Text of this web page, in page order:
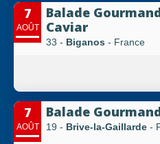
7
AOÛT
Balade
Caviar
33 - Biganos - France
7
AOÛT
Balade
19 - Brive-la-Gaillarde -